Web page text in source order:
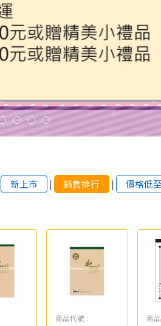
新上市 | 銷售排行 | 價格低
商品代號 :
商